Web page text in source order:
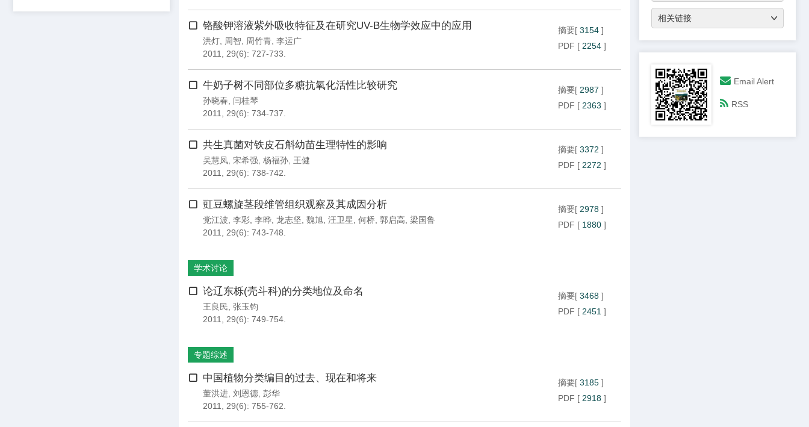
铬酸钾溶液紫外吸收特征及在研究UV-B生物学效应中的应用
洪灯 周智 周竹青 李运广
2011, 29(6): 727-733.
摘要[ 3154 ]
PDF [ 2254 ]
牛奶子树不同部位多糖抗氧化活性比较研究
孙晓春
闫桂琴
2011, 29(6): 734-737.
摘要[ 2987 ]
PDF [ 2363 ]
共生真菌对铁皮石斛幼苗生理特性的影响
吴慧凤 宋希强 杨福孙 王健
2011, 29(6): 738-742.
摘要[ 3372 ]
PDF [ 2272 ]
豇豆螺旋茎段维管组织观察及其成因分析
党江波 李彩 李晔 龙志坚 魏旭 汪卫星 何桥 郭启高 梁国鲁
2011, 29(6): 743-748.
摘要[ 2978 ]
PDF [ 1880 ]
学术讨论
论辽东栎(壳斗科)的分类地位及命名
王良民 张玉钧
2011, 29(6): 749-754.
摘要[ 3468 ]
PDF [ 2451 ]
专题综述
中国植物分类编目的过去、现在和将来
董洪进 刘恩德 彭华
2011, 29(6): 755-762.
摘要[ 3185 ]
PDF [ 2918 ]
Email Alert
RSS